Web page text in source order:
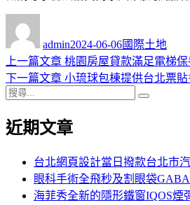
admin佈
日
期:
2024-06-06類
國際土地
文
章
導
覽
上一篇文章 上
一
章:
桃園房屋貸款滿足電梯
下一篇文章 下
文
小琉球包棟提供台北票
搜
關
近期文章
台北網頁設計當日撥款台北市
眼科手術全飛秒及割眼袋
海菲秀全新的隱形鐵窗IQOS煙